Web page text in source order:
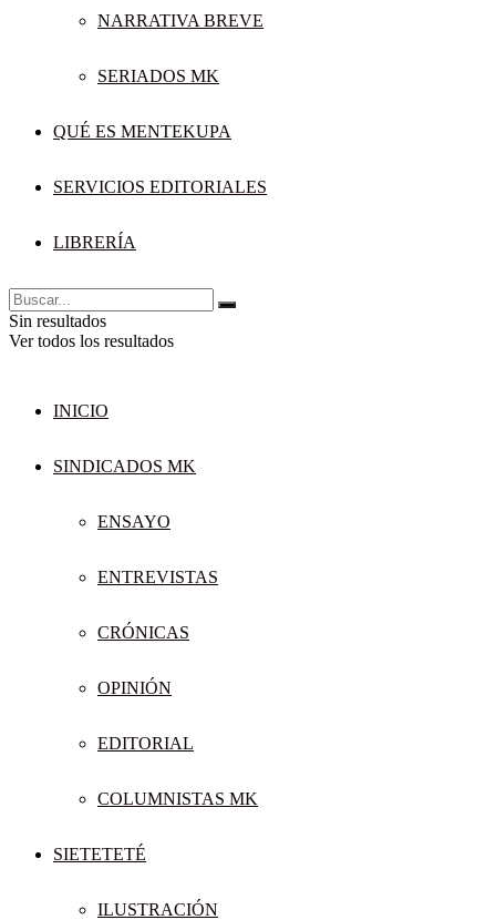
NARRATIVA BREVE
SERIADOS MK
QUÉ ES MENTEKUPA
SERVICIOS EDITORIALES
LIBRERÍA
Sin resultados
Ver todos los resultados
INICIO
SINDICADOS MK
ENSAYO
ENTREVISTAS
CRÓNICAS
OPINIÓN
EDITORIAL
COLUMNISTAS MK
SIETETETÉ
ILUSTRACIÓN